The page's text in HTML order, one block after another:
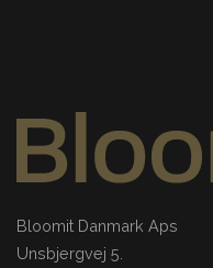
Bloomit Danmark Aps
Unsbjergvej 5.